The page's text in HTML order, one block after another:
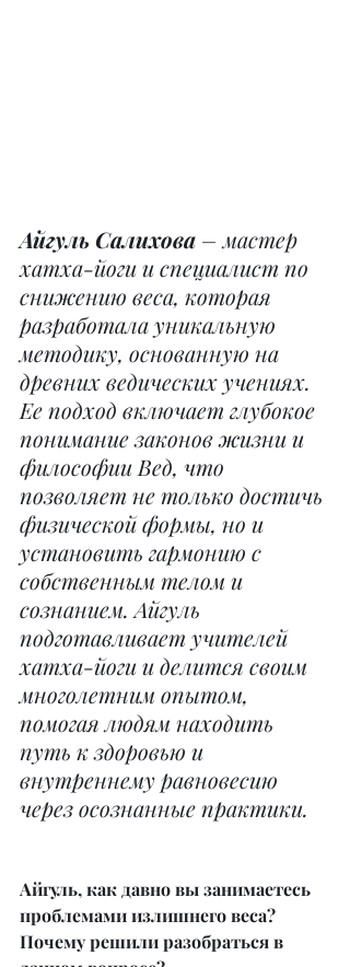
Айгуль Салихова – мастер
хатха-йоги и специалист по
снижению веса, которая
разработала уникальную
методику, основанную на
древних ведических учениях.
Ее подход включает глубокое
понимание законов жизни и
философии Вед, что
позволяет не только достичь
физической формы, но и
установить гармонию с
собственным телом и
сознанием. Айгуль
подготавливает учителей
хатха-йоги и делится своим
многолетним опытом,
помогая людям находить
путь к здоровью и
внутреннему равновесию
через осознанные практики.
Айгуль, как давно вы занимаетесь
проблемами излишнего веса?
Почему решили разобраться в